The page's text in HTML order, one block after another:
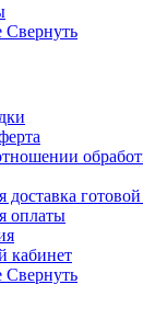
Свернуть
доставка
оплаты
кабинет
Свернуть